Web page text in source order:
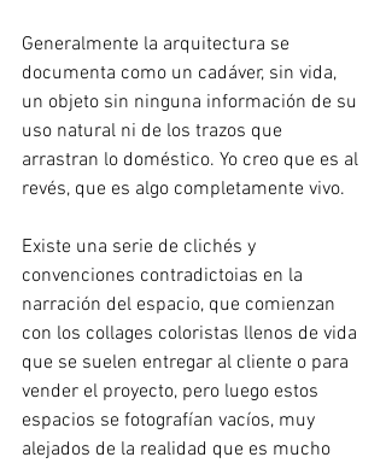
Generalmente la arquitectura se
documenta como un cadáver, sin vida,
un objeto sin ninguna información de su
uso natural ni de los trazos que
arrastran lo doméstico. Yo creo que es al
revés, que es algo completamente vivo.
Existe una serie de clichés y
convenciones contradictoias en la
narración del espacio, que comienzan
con los collages coloristas llenos de vida
que se suelen entregar al cliente o para
vender el proyecto, pero luego estos
espacios se fotografían vacíos, muy
alejados de la realidad que es mucho